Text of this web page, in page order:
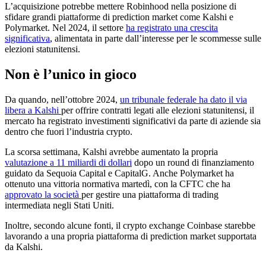
L’acquisizione potrebbe mettere Robinhood nella posizione di
sfidare grandi piattaforme di prediction market come Kalshi e
Polymarket. Nel 2024, il settore ha registrato una crescita
significativa, alimentata in parte dall’interesse per le scommesse sulle
elezioni statunitensi.
Non è l’unico in gioco
Da quando, nell’ottobre 2024, un tribunale federale ha dato il via
libera a Kalshi per offrire contratti legati alle elezioni statunitensi, il
mercato ha registrato investimenti significativi da parte di aziende sia
dentro che fuori l’industria crypto.
La scorsa settimana, Kalshi avrebbe aumentato la propria
valutazione a 11 miliardi di dollari dopo un round di finanziamento
guidato da Sequoia Capital e CapitalG. Anche Polymarket ha
ottenuto una vittoria normativa martedì, con la CFTC che ha
approvato la società per gestire una piattaforma di trading
intermediata negli Stati Uniti.
Inoltre, secondo alcune fonti, il crypto exchange Coinbase starebbe
lavorando a una propria piattaforma di prediction market supportata
da Kalshi.